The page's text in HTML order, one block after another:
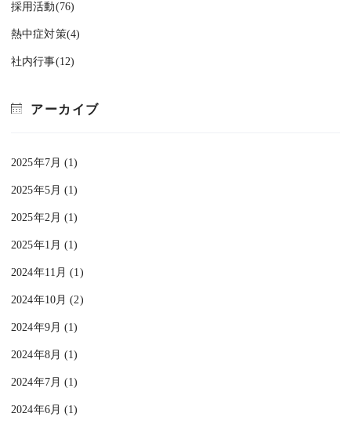
採用活動(76)
熱中症対策(4)
社内行事(12)
アーカイブ
2025年7月 (1)
2025年5月 (1)
2025年2月 (1)
2025年1月 (1)
2024年11月 (1)
2024年10月 (2)
2024年9月 (1)
2024年8月 (1)
2024年7月 (1)
2024年6月 (1)